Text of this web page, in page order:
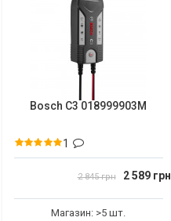
Bosch C3 018999903M
1
2 845 грн 2 589 грн
Магазин: >5 шт.